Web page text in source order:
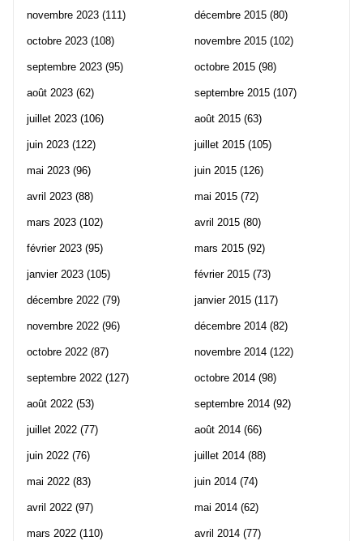
novembre 2023 (111)
octobre 2023 (108)
septembre 2023 (95)
août 2023 (62)
juillet 2023 (106)
juin 2023 (122)
mai 2023 (96)
avril 2023 (88)
mars 2023 (102)
février 2023 (95)
janvier 2023 (105)
décembre 2022 (79)
novembre 2022 (96)
octobre 2022 (87)
septembre 2022 (127)
août 2022 (53)
juillet 2022 (77)
juin 2022 (76)
mai 2022 (83)
avril 2022 (97)
mars 2022 (110)
décembre 2015 (80)
novembre 2015 (102)
octobre 2015 (98)
septembre 2015 (107)
août 2015 (63)
juillet 2015 (105)
juin 2015 (126)
mai 2015 (72)
avril 2015 (80)
mars 2015 (92)
février 2015 (73)
janvier 2015 (117)
décembre 2014 (82)
novembre 2014 (122)
octobre 2014 (98)
septembre 2014 (92)
août 2014 (66)
juillet 2014 (88)
juin 2014 (74)
mai 2014 (62)
avril 2014 (77)